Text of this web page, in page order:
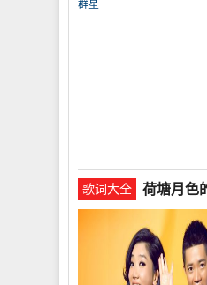
歌词大全 荷塘月色